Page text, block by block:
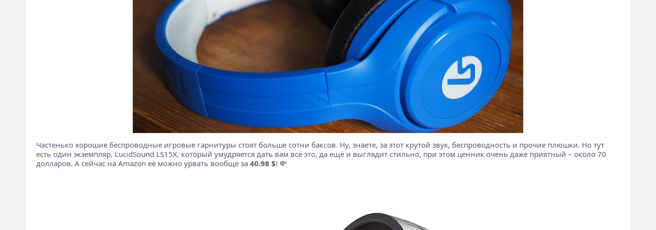
Частенько хорошие беспроводные игровые гарнитуры стоят больше сотни баксов. Ну, знаете, за этот крутой звук, беспроводность и прочие плюшки. Но тут
есть один экземпляр, LucidSound LS15X, который умудряется дать вам всё это, да ещё и выглядит стильно, при этом ценник очень даже приятный – около 70
долларов. А сейчас на Amazon её можно урвать вообще за 40.98 $! 💸